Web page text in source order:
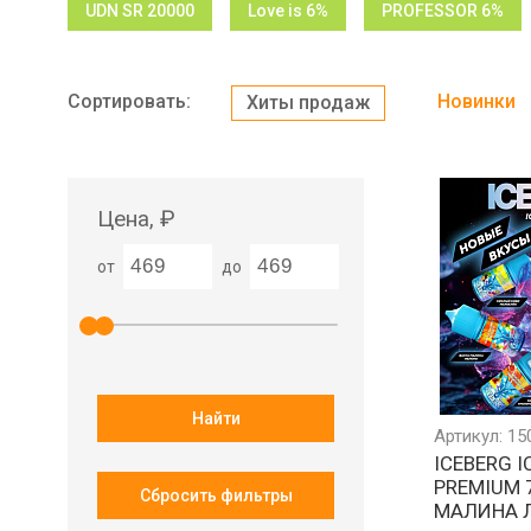
UDN SR 20000 Love is 6% PROFESSOR 6%
Сортировать: Хиты продаж Новинки
Цена, ₽
от до
Найти
Сбросить фильтры
Артикул:
ICEBERG
МАЛИНА